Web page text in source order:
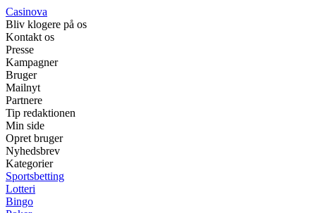
Casinova
Bliv klogere på os
Kontakt os
Presse
Kampagner
Bruger
Mailnyt
Partnere
Tip redaktionen
Min side
Opret bruger
Nyhedsbrev
Kategorier
Sportsbetting
Lotteri
Bingo